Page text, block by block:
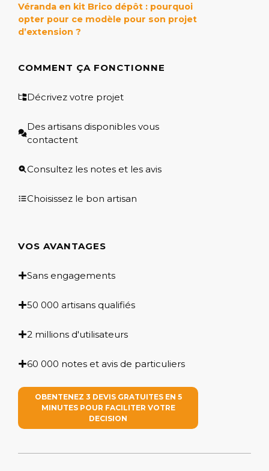
Véranda en kit Brico dépôt : pourquoi
opter pour ce modèle pour son projet
d’extension ?
COMMENT ÇA FONCTIONNE
Décrivez votre projet
Des artisans disponibles vous
contactent
Consultez les notes et les avis
Choisissez le bon artisan
VOS AVANTAGES
Sans engagements
50 000 artisans qualifiés
2 millions d'utilisateurs
60 000 notes et avis de particuliers
OBENTENEZ 3 DEVIS GRATUITES EN 5
MINUTES POUR FACILITER VOTRE
DECISION